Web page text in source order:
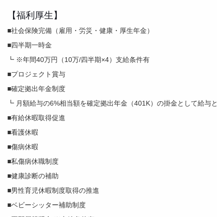
【福利厚生】
■社会保険完備（雇用・労災・健康・厚生年金）
■四半期一時金
┗ ※年間40万円（10万/四半期×4）支給条件有
■プロジェクト賞与
■確定拠出年金制度
┗ 月額給与の6%相当額を確定拠出年金（401K）の掛金として給与
■有給休暇取得促進
■看護休暇
■傷病休暇
■私傷病休職制度
■健康診断の補助
■男性育児休暇制度取得の推進
■ベビーシッター補助制度